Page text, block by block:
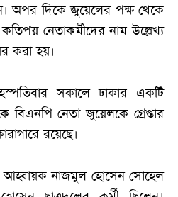
অপর দিকে জুয়েলের পক্ষ থেকে
নেতাকর্মীদের নাম উল্লেখ্য
করা হয়।
সকালে ঢাকার একটি
বিএনপি নেতা জুয়েলকে গ্রেপ্তার
রয়েছে।
আহ্বায়ক নাজমুল হোসেন সোহেল